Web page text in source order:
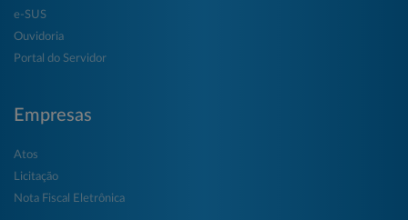
e-SUS
Ouvidoria
Portal do Servidor
Empresas
Atos
Licitação
Nota Fiscal Eletrônica